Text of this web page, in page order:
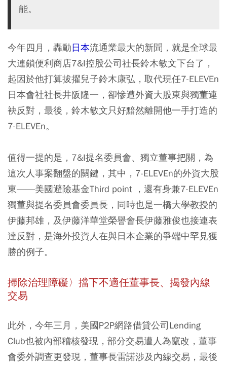
能。
今年四月，轟動日本流通業最大的新聞，就是全球最
大連鎖便利商店7&I控股公司社長鈴木敏文下台了，
起因於他打算拔擢兒子鈴木康弘，取代現任7-ELEVEn
日本會社社長井阪隆一，卻慘遭外資大股東與獨董連
袂反對，最後，鈴木敏文只好黯然離開他一手打造的
7-ELEVEn。
值得一提的是，7&I提名委員會、獨立董事把關，為
這次人事案翻盤的關鍵，其中，7-ELEVEn的外資大股
東——美國避險基金Third point ，還有身兼7-ELEVEn
獨董與提名委員會委員長，同時也是一橋大學教授的
伊藤邦雄，及伊藤洋華堂榮譽會長伊藤雅俊也接連表
達反對，是海外投資人在與日本企業的爭端中罕見獲
勝的例子。
掃除治理障礙〉擋下不適任董事長、揭發內線
交易
此外，今年三月，美國P2P網路借貸公司Lending
Club也被內部稽核發現，部分交易遭人為竄改，董事
會委外調查更發現，董事長雷諾涉及內線交易，最後